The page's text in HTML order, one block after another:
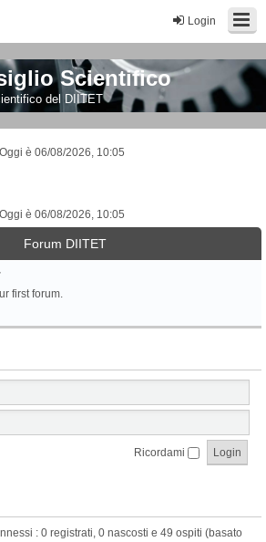
Login
Scientifico
del DIITET
Oggi è 06/08/2026, 10:05
Oggi è 06/08/2026, 10:05
Forum DIITET
first forum.
Ricordami
: 0 registrati, 0 nascosti e 49 ospiti (basato